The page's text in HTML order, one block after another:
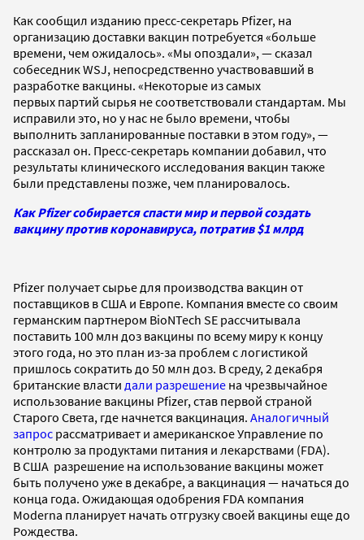
Как сообщил изданию пресс-секретарь Pfizer, на
организацию доставки вакцин потребуется «больше
времени, чем ожидалось». «Мы опоздали», — сказал
собеседник WSJ, непосредственно участвовавший в
разработке вакцины. «Некоторые из самых
первых партий сырья не соответствовали стандартам. Мы
исправили это, но у нас не было времени, чтобы
выполнить запланированные поставки в этом году», —
рассказал он. Пресс-секретарь компании добавил, что
результаты клинического исследования вакцин также
были представлены позже, чем планировалось.
Как Pfizer собирается спасти мир и первой создать
вакцину против коронавируса, потратив $1 млрд
Pfizer получает сырье для производства вакцин от
поставщиков в США и Европе. Компания вместе со своим
германским партнером BioNTech SE рассчитывала
поставить 100 млн доз вакцины по всему миру к концу
этого года, но это план из-за проблем с логистикой
пришлось сократить до 50 млн доз. В среду, 2 декабря
британские власти дали разрешение на чрезвычайное
использование вакцины Pfizer, став первой страной
Старого Света, где начнется вакцинация. Аналогичный
запрос рассматривает и американское Управление по
контролю за продуктами питания и лекарствами (FDA).
В США разрешение на использование вакцины может
быть получено уже в декабре, а вакцинация — начаться до
конца года. Ожидающая одобрения FDA компания
Moderna планирует начать отгрузку своей вакцины еще до
Рождества.